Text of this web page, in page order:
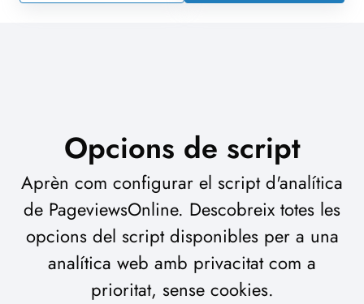
Opcions de script
Aprèn com configurar el script d'analítica
de PageviewsOnline. Descobreix totes les
opcions del script disponibles per a una
analítica web amb privacitat com a
prioritat, sense cookies.